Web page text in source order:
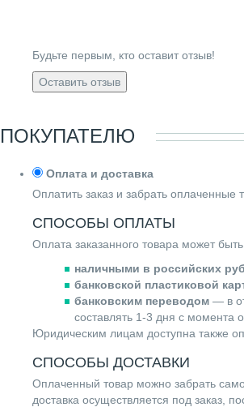
Будьте первым, кто оставит отзыв!
Оставить отзыв
ПОКУПАТЕЛЮ
Оплата и доставка
Оплатить заказ и забрать
СПОСОБЫ ОПЛАТЫ
Оплата заказанного товара может
наличными в российских
банковской пластиковой
банковским переводом — в
составлять 1-3 дня с момента
Юридическим лицам доступна также
СПОСОБЫ ДОСТАВКИ
Оплаченный товар можно забрать
доставка осуществляется под заказ,